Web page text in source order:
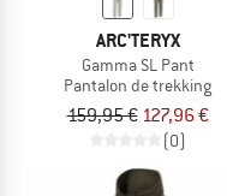
ARC'TERYX
Gamma SL Pant
Pantalon de trekking
159,95 € 127,96 €
(0)